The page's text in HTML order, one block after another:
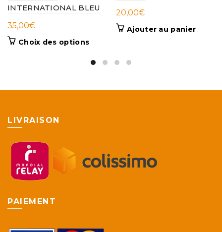
INTERNATIONAL BLEU
35,00€
Choix des optionsCe
a
la
20,00€
Ajouter au panier
LIVRAISON
PAIEMENT